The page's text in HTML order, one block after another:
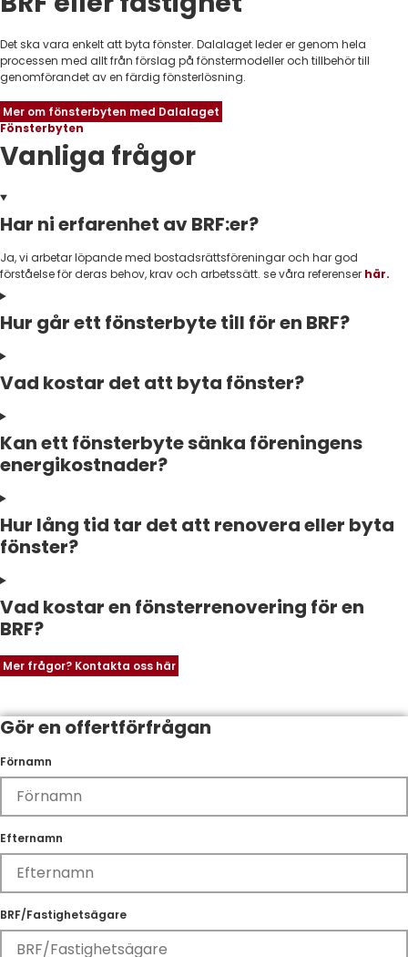
Det ska vara enkelt att byta fönster. Dalalaget leder er genom hela
processen med allt från förslag på fönstermodeller och tillbehör till
genomförandet av en färdig fönsterlösning.
Mer om fönsterbyten med Dalalaget
Fönsterbyten
Vanliga frågor
Har ni erfarenhet av BRF:er?
Ja, vi arbetar löpande med bostadsrättsföreningar och har god
förståelse för deras behov, krav och arbetssätt. se våra referenser här.
Hur går ett fönsterbyte till för en BRF?
Vad kostar det att byta fönster?
Kan ett fönsterbyte sänka föreningens
energikostnader?
Hur lång tid tar det att renovera eller byta
fönster?
Vad kostar en fönsterrenovering för en
BRF?
Mer frågor? Kontakta oss här
Gör en offertförfrågan
Förnamn
Efternamn
BRF/Fastighetsägare